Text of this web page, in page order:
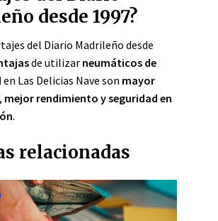
desde 1997?
del Diario Madrileño desde
de utilizar neumáticos de
en Las Delicias Nave son mayor
, mejor rendimiento y seguridad en
.
relacionadas